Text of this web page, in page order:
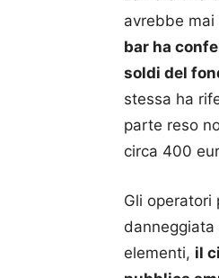
avrebbe mai
bar ha
soldi del
stessa ha
parte reso
circa 400
Gli operatori
elementi, il